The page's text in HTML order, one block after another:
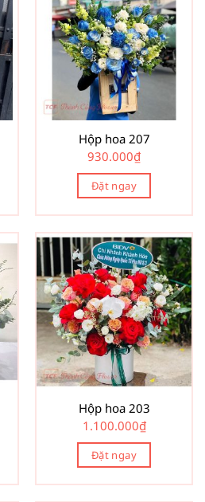
Hộp hoa 207
930.000₫
Đặt ngay
Hộp hoa 203
1.100.000₫
Đặt ngay